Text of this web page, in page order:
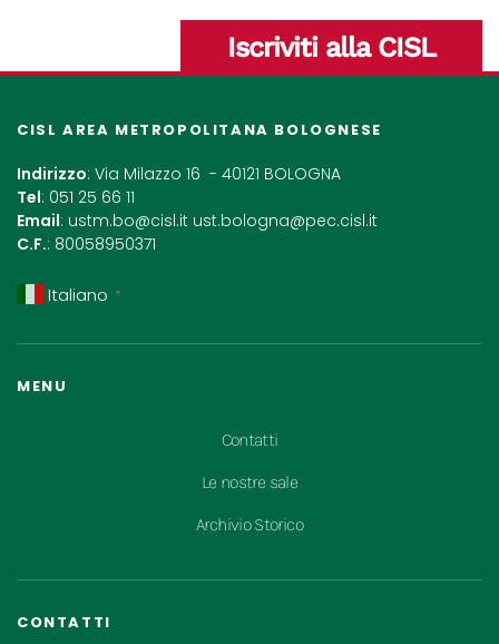
Iscriviti alla CISL
CISL AREA METROPOLITANA BOLOGNESE
Indirizzo: Via Milazzo 16 - 40121 BOLOGNA
Tel: 051 25 66 11
Email: ustm.bo@cisl.it ust.bologna@pec.cisl.it
C.F.: 80058950371
Italiano ▼
MENU
Contatti
Le nostre sale
Archivio Storico
CONTATTI